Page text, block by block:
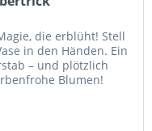
Magie, die erblüht! Stell
in den Händen. Ein
– und plötzlich
Blumen!